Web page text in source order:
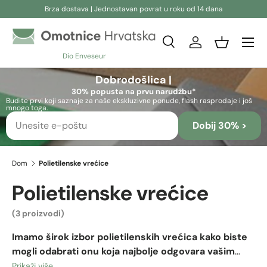
Brza dostava | Jednostavan povrat u roku od 14 dana
Dio Enveseur
Pretraživanje
Pretraživanje
Pretraživanje
PrijavaKošara
Dobrodošlica |
30% popusta na prvu narudžbu*
Budite prvi koji saznaje za naše ekskluzivne ponude, flash rasprodaje i još
mnogo toga.
Dobij 30% >
Dom Polietilenske vrećice
Polietilenske vrećice
(3 proizvodi)
Imamo širok izbor polietilenskih vrećica kako biste
mogli odabrati onu koja najbolje odgovara vašim